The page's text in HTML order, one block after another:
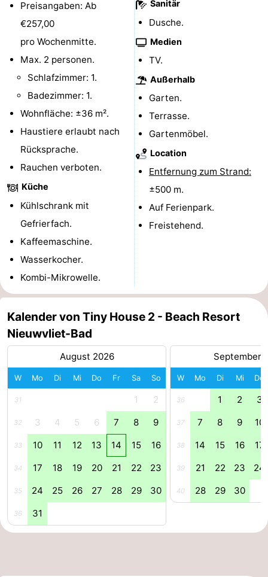
Aussichtspunkte
Attraktionen
Rundfahrten
-
Spielplätze
Indoor-
Spielplätze
-
Bowling
Minigolfplätze
Wellness-
Zentren
Dörfer
Städte
Natur
Sport
-
Schwimmbader
-
Radfahren
-
Reiten
Surfen
Sportangeln
Haifischzähne
Seehunden
Essen
Preisangaben: Ab
€257,00
pro Wochenmitte.
Max. 2 personen.
Schlafzimmer: 1.
Badezimmer: 1.
Wohnfläche: ±36 m².
Haustiere erlaubt nach
Rücksprache.
Rauchen verboten.
Küche
Kühlschrank mit
Gefrierfach.
Kaffeemaschine.
Wasserkocher.
Kombi-Mikrowelle.
Sanitär
Dusche.
Medien
TV.
Außerhalb
Garten.
Terrasse.
Gartenmöbel.
Location
Entfernung zum Strand:
±500 m.
Auf Ferienpark.
Freistehend.
Kalender von Tiny House 2 - Beach Resort
Nieuwvliet-Bad
August 2026
W Mo Di Mi Do Fr Sa So
31 1 2
32 3 4 5 6 7 8 9
33 10 11 12 13 14 15 16
34 17 18 19 20 21 22 23
35 24 25 26 27 28 29 30
36 31
September
W Mo Di Mi Do
36 1 2 3
37 7 8 9 10
38 14 15 16 17
39 21 22 23 24
40 28 29 30